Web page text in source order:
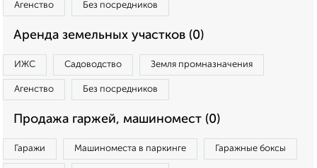
Агенство Без посредников
Аренда земельных участков (0)
ИЖС Садоводство Земля промназначения
Агенство Без посредников
Продажа гаржей, машиномест (0)
Гаражи Машиноместа в паркинге Гаражные боксы